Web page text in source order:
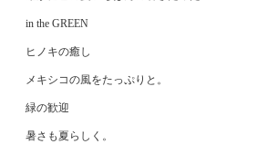
in the GREEN
ヒノキの癒し
メキシコの風をたっぷりと。
緑の歓迎
暑さも夏らしく。